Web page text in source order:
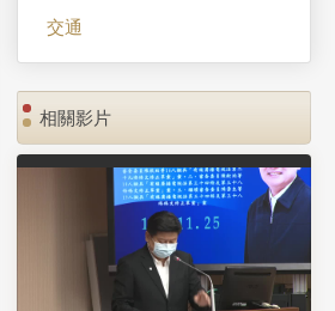
交通
相關影片